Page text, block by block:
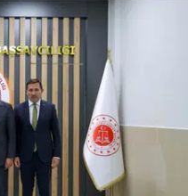
Tokat
Trabzon
Şanlıurfa
Uşak